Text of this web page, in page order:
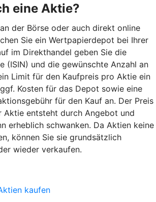
eine Aktie?
der Börse oder auch direkt online
Sie ein Wertpapierdepot bei Ihrer
im Direkthandel geben Sie die
(ISIN) und die gewünschte Anzahl an
Limit für den Kaufpreis pro Aktie ein
Kosten für das Depot sowie eine
für den Kauf an. Der Preis
Aktie entsteht durch Angebot und
erheblich schwanken. Da Aktien keine
können Sie sie grundsätzlich
wieder verkaufen.
kaufen